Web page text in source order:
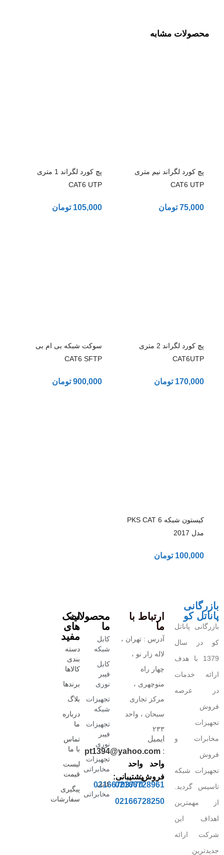
محصولات مشابه
پچ کورد لگراند نیم متری
CAT6 UTP
75,000 تومان
پچ کورد لگراند 1 متری
CAT6 UTP
105,000 تومان
پچ کورد لگراند 2 متری
CAT6UTP
170,000 تومان
سوکت شبکه بی ام بی
CAT6 SFTP
900,000 تومان
کیستون شبکه PKS CAT 6
مدل 2017
100,000 تومان
بازرگانی
پاناتل کو
بازرگانی پاناتل
کو در سال
1379 با هدف
ارائه خدمات
در عرصه
فروش
تجهیزات
مخابرات و
فروش
تجهیزات شبکه
تاسیس گردید.
از مهمترین
اهداف این
شرکت ارائه
جدیدترین
ارتباط با
ما
آدرس : تهران ،
لاله زار نو ،
چهار راه
منوچهری ،
مرکز تجاری
سبحان ، واحد
۲۳۳
ایمیل
:
pt1394@yahoo.com
واحد
فروش:
02166728961
02166728250
واحد
پشتیبانی:
02166703770
محصولات
ما
کابل
شبکه
کابل
فیبر
نوری
تجهیزات
شبکه
تجهیزات
فیبر
نوری
تجهیزات
مخابراتی
کابل
مخابراتی
لینک
های
مفید
دسته
بندی
کالاها
برندها
بلاگ
درباره
ما
تماس
با ما
لیست
قیمت
پیگیری
سفارشات